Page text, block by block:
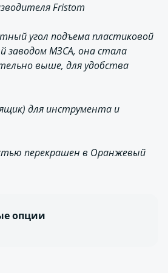
Fristom
угол подъема пластиковой
заводом МЗСА, она стала
выше, для удобства
для инструмента и
перекрашен в Оранжевый
опции